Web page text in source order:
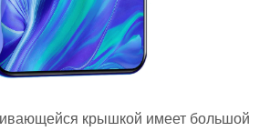
крышкой имеет большой